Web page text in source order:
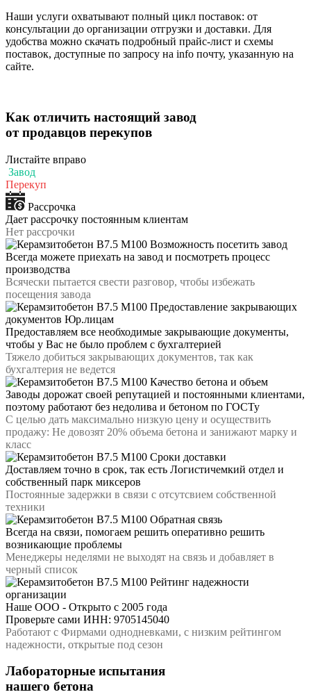
Наши услуги охватывают полный цикл поставок: от
консультации до организации отгрузки и доставки. Для
удобства можно скачать подробный прайс-лист и схемы
поставок, доступные по запросу на info почту, указанную на
сайте.
Как отличить настоящий завод
от продавцов перекупов
Листайте вправо
Завод
Перекуп
Рассрочка
Дает рассрочку постоянным клиентам
Нет рассрочки
Возможность посетить завод
Всегда можете приехать на завод и посмотреть процесс
производства
Всячески пытается свести разговор, чтобы избежать
посещения завода
Предоставление закрывающих
документов Юр.лицам
Предоставляем все необходимые закрывающие документы,
чтобы у Вас не было проблем с бухгалтерией
Тяжело добиться закрывающих документов, так как
бухгалтерия не ведется
Качество бетона и объем
Заводы дорожат своей репутацией и постоянными клиентами,
поэтому работают без недолива и бетоном по ГОСТу
С целью дать максимально низкую цену и осуществить
продажу: Не довозят 20% объема бетона и занижают марку и
класс
Сроки доставки
Доставляем точно в срок, так есть Логистичемкий отдел и
собственный парк миксеров
Постоянные задержки в связи с отсутсвием собственной
техники
Обратная связь
Всегда на связи, помогаем решить оперативно решить
возникающие проблемы
Менеджеры неделями не выходят на связь и добавляет в
черный список
Рейтинг надежности
организации
Наше ООО - Открыто с 2005 года
Проверьте сами ИНН: 9705145040
Работают с Фирмами однодневками, с низким рейтингом
надежности, открытые под сезон
Лабораторные испытания
нашего бетона